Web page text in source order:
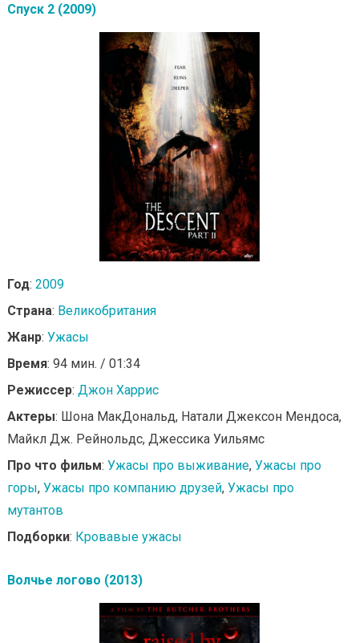
Спуск 2 (2009)
Год: 2009
Страна: Великобритания
Жанр: Ужасы
Время: 94 мин. / 01:34
Режиссер: Джон Харрис
Актеры: Шона МакДональд, Натали Джексон Мендоса,
Майкл Дж. Рейнольдс, Джессика Уильямс
Про что фильм: Ужасы про выживание, Ужасы про
горы, Ужасы про компанию друзей, Ужасы про
мутантов
Подборки: Кровавые ужасы
Волчье логово (2013)